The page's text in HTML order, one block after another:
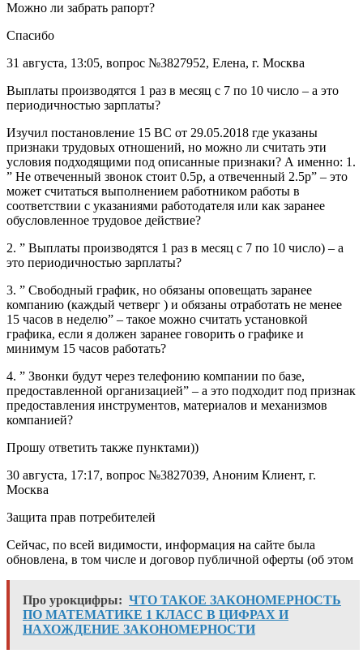
Можно ли забрать рапорт?
Спасибо
31 августа, 13:05, вопрос №3827952, Елена, г. Москва
Выплаты производятся 1 раз в месяц с 7 по 10 число – а это
периодичностью зарплаты?
Изучил постановление 15 ВС от 29.05.2018 где указаны
признаки трудовых отношений, но можно ли считать эти
условия подходящими под описанные признаки? А именно: 1.
” Не отвеченный звонок стоит 0.5р, а отвеченный 2.5р” – это
может считаться выполнением работником работы в
соответствии с указаниями работодателя или как заранее
обусловленное трудовое действие?
2. ” Выплаты производятся 1 раз в месяц с 7 по 10 число) – а
это периодичностью зарплаты?
3. ” Свободный график, но обязаны оповещать заранее
компанию (каждый четверг ) и обязаны отработать не менее
15 часов в неделю” – такое можно считать установкой
графика, если я должен заранее говорить о графике и
минимум 15 часов работать?
4. ” Звонки будут через телефонию компании по базе,
предоставленной организацией” – а это подходит под признак
предоставления инструментов, материалов и механизмов
компанией?
Прошу ответить также пунктами))
30 августа, 17:17, вопрос №3827039, Аноним Клиент, г.
Москва
Защита прав потребителей
Сейчас, по всей видимости, информация на сайте была
обновлена, в том числе и договор публичной оферты (об этом
Про урокцифры: ЧТО ТАКОЕ ЗАКОНОМЕРНОСТЬ
ПО МАТЕМАТИКЕ 1 КЛАСС В ЦИФРАХ И
НАХОЖДЕНИЕ ЗАКОНОМЕРНОСТИ